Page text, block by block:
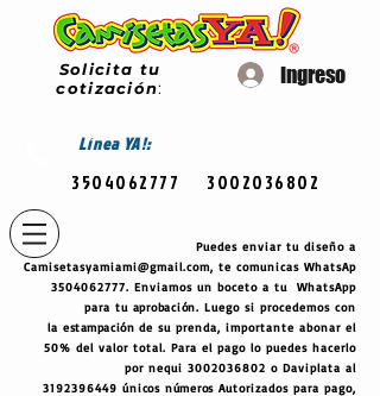
Solicita tu
cotización:
Ingreso
LíneaYA!:
3504062777 3002036802
Puedes enviar tu diseño a
Camisetasyamiami@gmail.com, te comunicas WhatsAp
3504062777. Enviamos un boceto a tu WhatsApp
para tu aprobación. Luego si procedemos con
laestampación de su prenda, importante abonar el
50% del valor total. Para el pago lo puedes hacerlo
por nequi 3002036802 o Daviplata al
3192396449 únicos números Autorizados para pago,